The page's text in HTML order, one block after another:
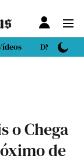
DN Sport
o Chega
de